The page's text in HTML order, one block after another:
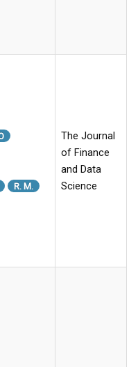
R. M.
The Journal
of Finance
and Data
Science